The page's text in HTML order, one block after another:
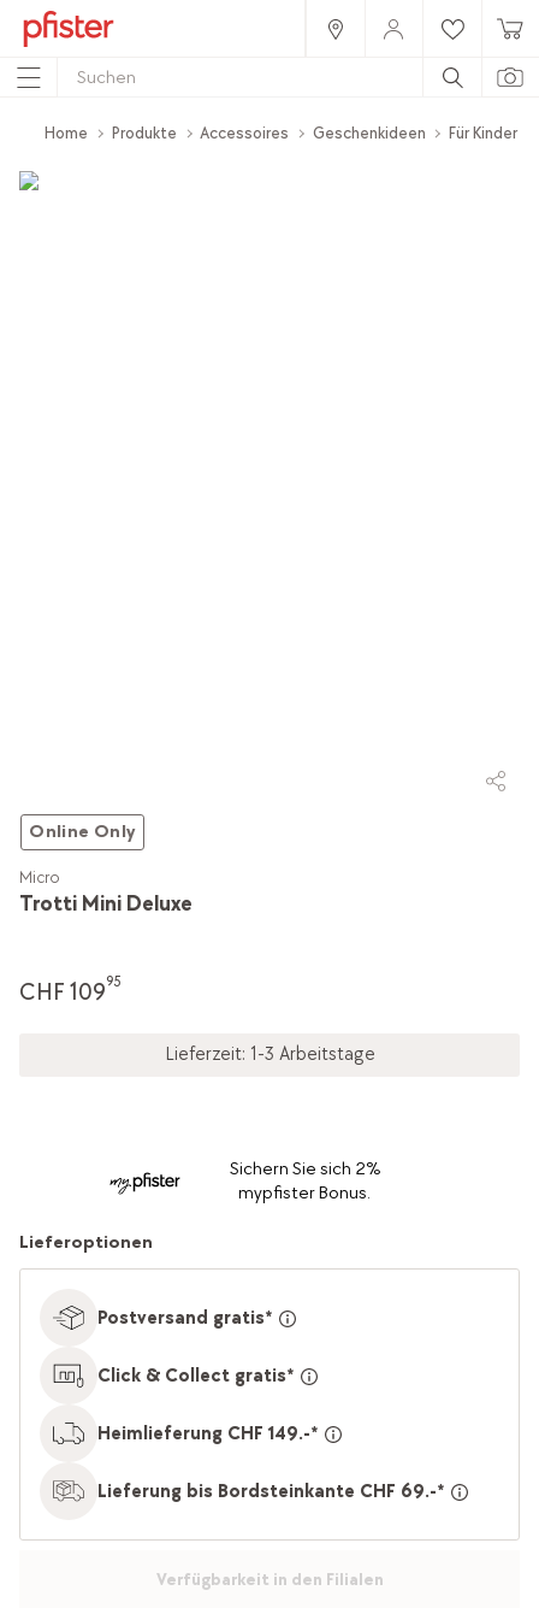
Home Produkte Accessoires Geschenkideen Für Kinder
Online Only
Trotti Mini Deluxe
Micro
CHF 10995
Lieferzeit: 1-3 Arbeitstage
Sichern Sie sich 2%
mypfister Bonus.
Lieferoptionen
Postversand gratis*
Click & Collect gratis*
Heimlieferung CHF 149.-*
Lieferung bis Bordsteinkante CHF 69.-*
Verfügbarkeit in den Filialen